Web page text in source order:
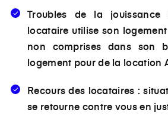
Troubles de la jouissance
locataire utilise son
non comprises dans son
logement pour de la location
Recours des locataires :
se retourne contre vous en